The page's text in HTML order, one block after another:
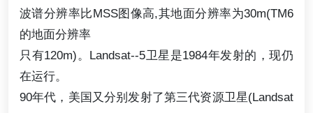
波谱分辨率比MSS图像高,其地面分辨率为30m(TM6
的地面分辨率
只有120m)。Landsat--5卫星是1984年发射的，现仍
在运行。
90年代，美国又分别发射了第三代资源卫星(Landsat